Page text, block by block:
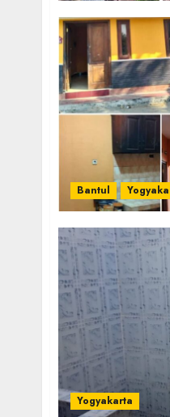
Bantul
Yogyakarta